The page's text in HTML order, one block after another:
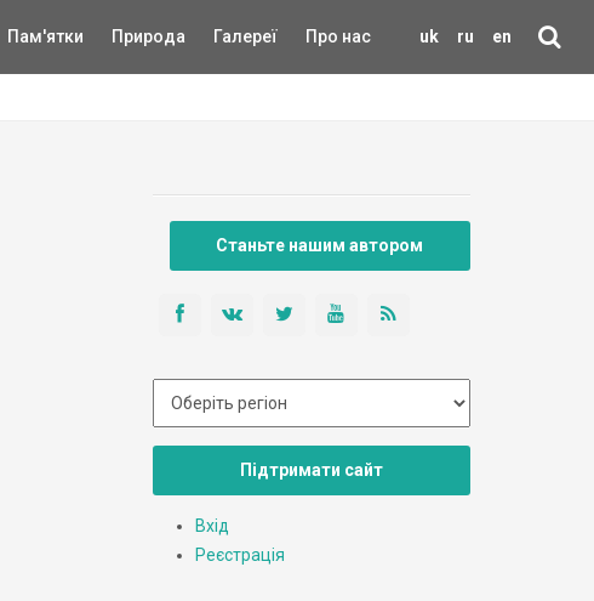
uk ru en
Пам'ятки Природа Галереї Про нас
Станьте нашим автором
Підтримати сайт
Вхід
Реєстрація